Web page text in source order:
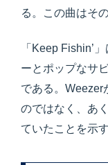
る。この曲はそ
「Keep Fishin’
ーとポップなサ
である。Weezer
のではなく、あ
ていたことを示